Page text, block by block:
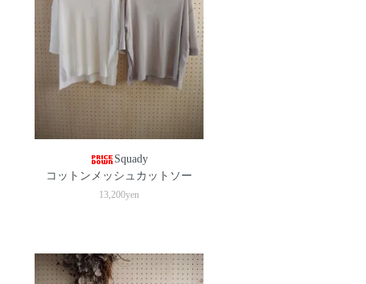
Squady
コットンメッシュカットソー
13,200yen